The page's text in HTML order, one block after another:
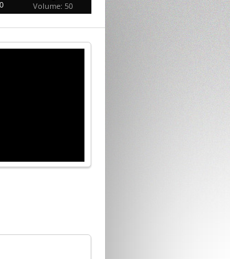
Volume: 50